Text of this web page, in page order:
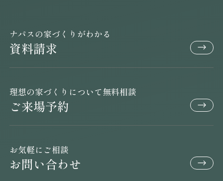
ナパスの家づくりがわかる
資料請求
理想の家づくりについて無料相談
ご来場予約
お気軽にご相談
お問い合わせ